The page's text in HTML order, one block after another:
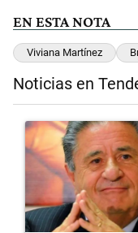
EN ESTA NOTA
Viviana Martínez
Noticias en
Un artículo de